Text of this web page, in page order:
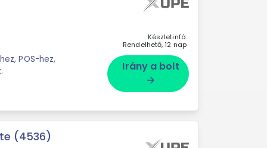
POS-hez,
Készletinfó:
Rendelhető, 12 nap
Irány a bolt
arrow_forward
(4536)